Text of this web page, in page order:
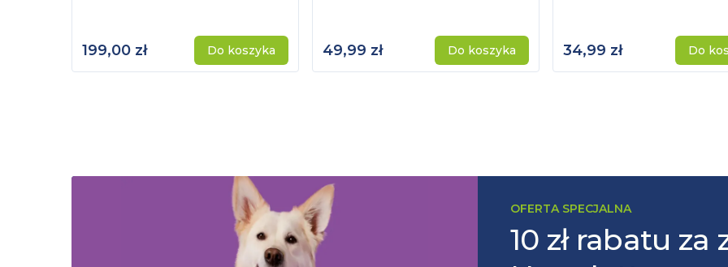
199,00 zł Do koszyka 49,99 zł Do koszyka 34,99 zł Do
OFERTA SPECJALNA
10 zł rabatu